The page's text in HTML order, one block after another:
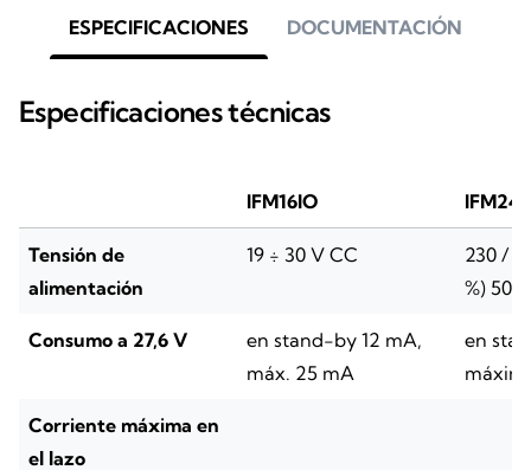
ESPECIFICACIONES DOCUMENTACIÓN
Especificaciones técnicas
IFM16IO
Tensión de
alimentación
19 ÷ 30 V CC
230 /
%) 50/
Consumo a 27,6 V
en stand-by 12 mA,
máx. 25 mA
en
Corriente máxima en
el lazo